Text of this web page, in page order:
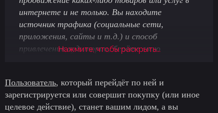
интернете и не только. Вы находите
источник трафика (социальные сети,
приложения, сайты и т.д.) и способ
привлечения аудитории, берёте свою
Нажмите, чтобы раскрыть...
Пользователь, который перейдёт по ней и
зарегистрируется или совершит покупку (или иное
целевое действие), станет вашим лидом, а вы